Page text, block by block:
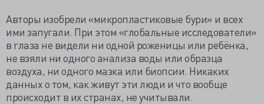
Авторы изобрели «микропластиковые бури» и всех
ими запугали. При этом «глобальные исследователи»
в глаза не видели ни одной роженицы или ребёнка,
не взяли ни одного анализа воды или образца
воздуха, ни одного мазка или биопсии. Никаких
данных о том, как живут эти люди и что вообще
происходит в их странах, не учитывали.